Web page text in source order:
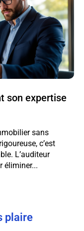
son expertise
sans
c’est
L’auditeur
éliminer...
plaire